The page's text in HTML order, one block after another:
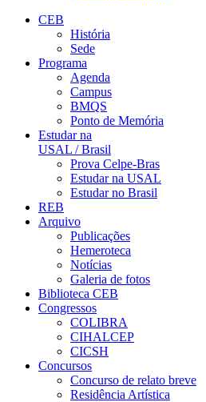
CEB
História
Sede
Programa
Agenda
Campus
BMQS
Ponto de Memória
Estudar na
USAL / Brasil
Prova Celpe-Bras
Estudar na USAL
Estudar no Brasil
REB
Arquivo
Publicações
Hemeroteca
Notícias
Galeria de fotos
Biblioteca CEB
Congressos
COLIBRA
CIHALCEP
CICSH
Concursos
Concurso de relato breve
Residência Artística